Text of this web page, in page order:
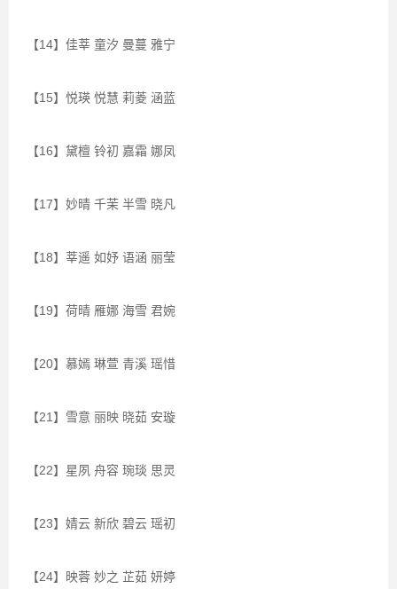
【14】佳莘 童汐 曼蔓 雅宁
【15】悦瑛 悦慧 莉菱 涵蓝
【16】黛檀 铃初 嘉霜 娜凤
【17】妙晴 千茉 半雪 晓凡
【18】莘遥 如妤 语涵 丽莹
【19】荷晴 雁娜 海雪 君婉
【20】慕嫣 琳萱 青溪 瑶惜
【21】雪意 丽映 晓茹 安璇
【22】星夙 舟容 琬琰 思灵
【23】婧云 新欣 碧云 瑶初
【24】映蓉 妙之 芷茹 妍婷